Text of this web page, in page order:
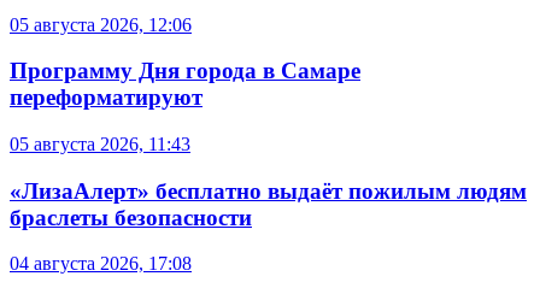
05 августа 2026, 12:06
Программу Дня города в Самаре
переформатируют
05 августа 2026, 11:43
«ЛизаАлерт» бесплатно выдаёт пожилым людям
браслеты безопасности
04 августа 2026, 17:08